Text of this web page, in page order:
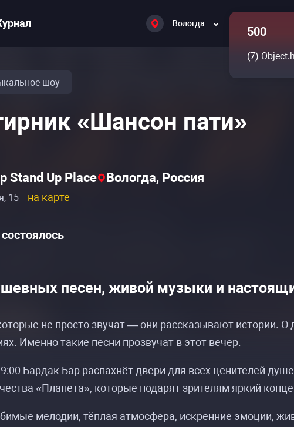
Вологда
шоу
«Шансон пати»
Stand Up Place Вологда, Россия
15 на карте
песен, живой музыки и
не просто звучат — они рассказывают истории. О
Именно такие песни прозвучат в этот вечер.
Бардак Бар распахнёт двери для всех ценителей
«Планета», которые подарят зрителям яркий
мелодии, тёплая атмосфера, искренние эмоции,
500
(7)